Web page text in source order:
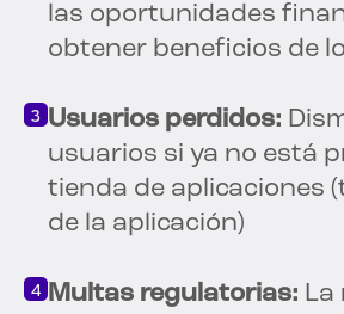
las oportunidades
obtener beneficios de
Usuarios perdidos:
usuarios si ya no está
tienda de aplicaciones
de la aplicación)
Multas regulatorias: La